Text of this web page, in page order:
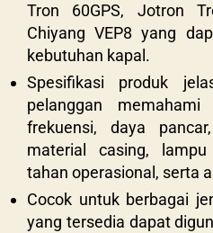
Tron 60GPS, Jotron
Chiyang VEP8 yang
kebutuhan kapal.
Spesifikasi produk
pelanggan
frekuensi, daya
material casing,
tahan operasional, serta
Cocok untuk berbagai
yang tersedia dapat